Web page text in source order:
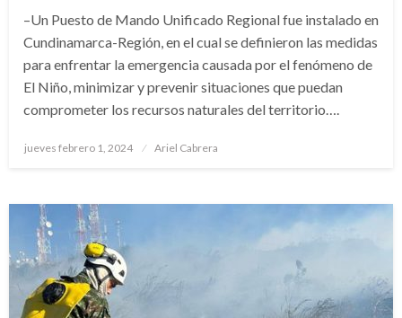
–Un Puesto de Mando Unificado Regional fue instalado en
Cundinamarca-Región, en el cual se definieron las medidas
para enfrentar la emergencia causada por el fenómeno de
El Niño, minimizar y prevenir situaciones que puedan
comprometer los recursos naturales del territorio….
Publicado
jueves febrero 1, 2024 Ariel Cabrera